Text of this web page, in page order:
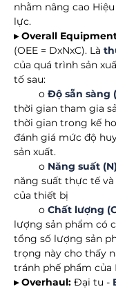
nhằm nâng cao
lực.
▸ Overall
(OEE = DxNxC). Là
của quá trình sản
tố sau:
o Độ sẵn sàng
thời gian tham gia
thời gian trong kế
đánh giá mức độ
sản xuất.
o Năng suất
năng suất thực tế
của thiết bị
o Chất lượng
lượng sản phẩm có
tổng số lượng sản
trọng này cho thấy
tránh phế phẩm của
▸ Overhaul: Đại tu -